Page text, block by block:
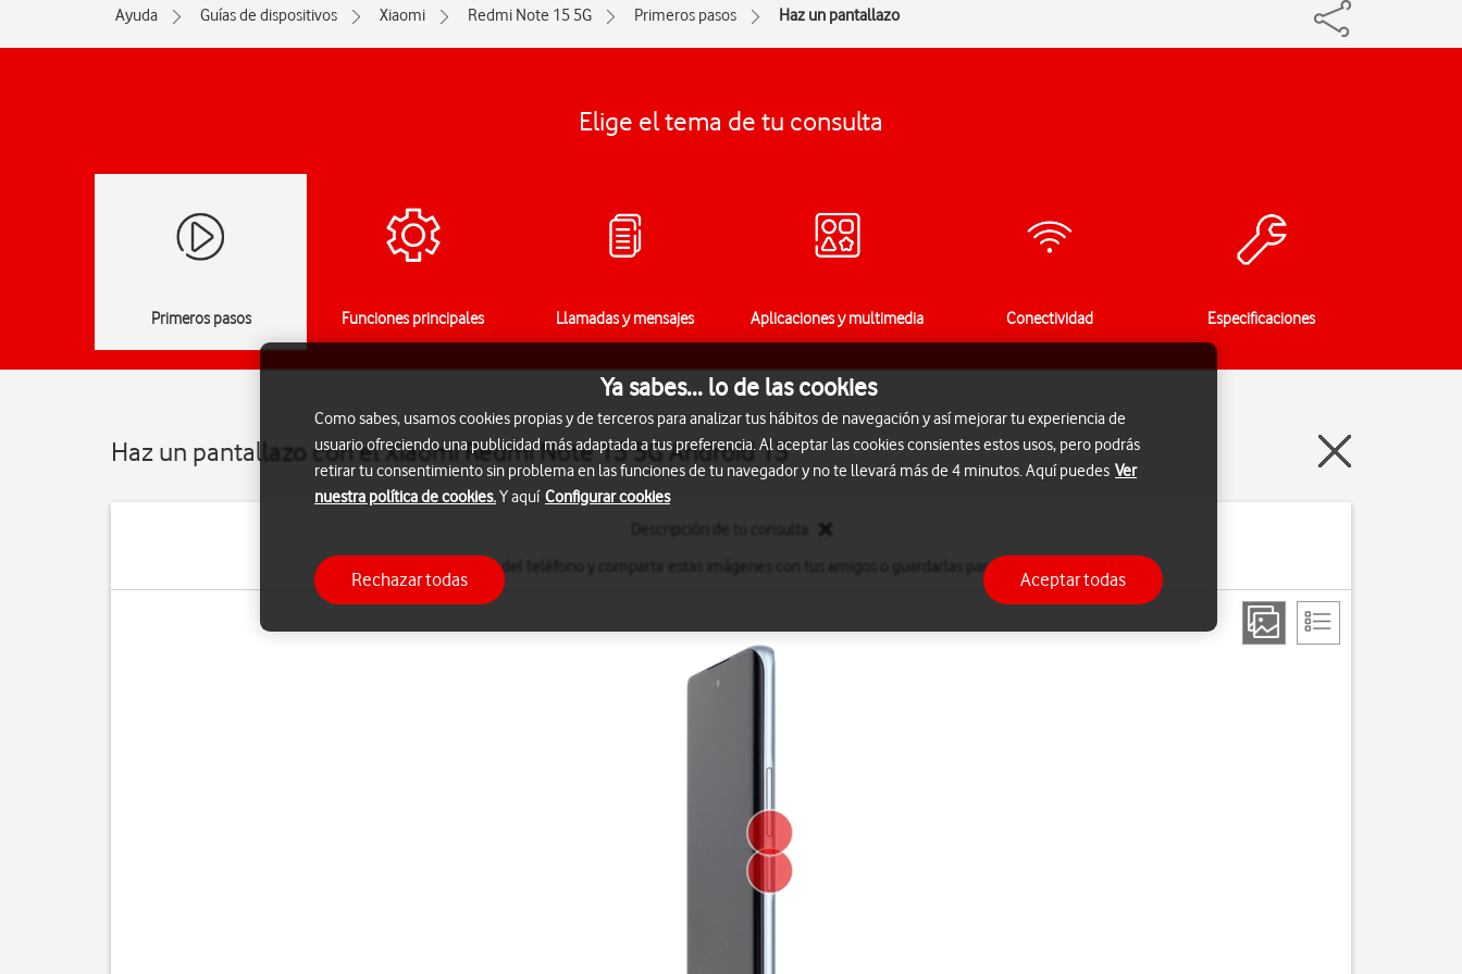
Ayuda Guías de dispositivos Xiaomi Redmi Note 15 5G Primeros pasos Haz un pantallazo
Elige el tema de tu consulta
Primeros pasos Funciones principales Llamadas y mensajes Aplicaciones y multimedia Conectividad Especificaciones
Haz un pantallazo con el Xiaomi Redmi Note 15 5G Android 15
Puedes hacer pantallazos del teléfono y compartir estas imágenes con tus amigos o guardarlas para utilizarlas más tarde.
Ya sabes... lo de las cookies
Como sabes, usamos cookies propias y de terceros para analizar tus hábitos de navegación y así mejorar tu experiencia de
usuario ofreciendo una publicidad más adaptada a tus preferencia. Al aceptar las cookies consientes estos usos, pero podrás
retirar tu consentimiento sin problema en las funciones de tu navegador y no te llevará más de 4 minutos. Aquí puedes Ver
nuestra política de cookies.Y aquí Configurar cookies
Rechazar todas Aceptar todas